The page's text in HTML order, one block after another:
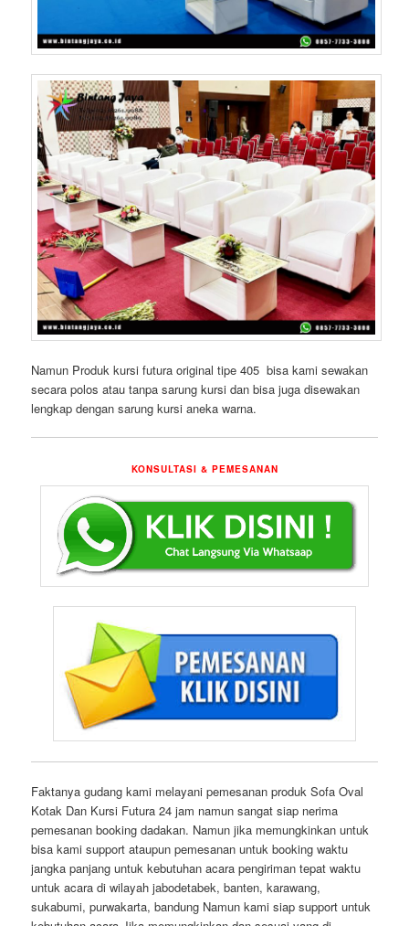
Namun Produk kursi futura original tipe 405 bisa kami sewakan
secara polos atau tanpa sarung kursi dan bisa juga disewakan
lengkap dengan sarung kursi aneka warna.
KONSULTASI & PEMESANAN
Faktanya gudang kami melayani pemesanan produk Sofa Oval
Kotak Dan Kursi Futura 24 jam namun sangat siap nerima
pemesanan booking dadakan. Namun jika memungkinkan untuk
bisa kami support ataupun pemesanan untuk booking waktu
jangka panjang untuk kebutuhan acara pengiriman tepat waktu
untuk acara di wilayah jabodetabek, banten, karawang,
sukabumi, purwakarta, bandung Namun kami siap support untuk